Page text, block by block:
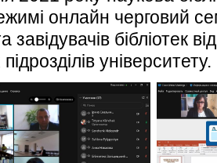
онлайн черговий
завідувачів бібліотек
університету.